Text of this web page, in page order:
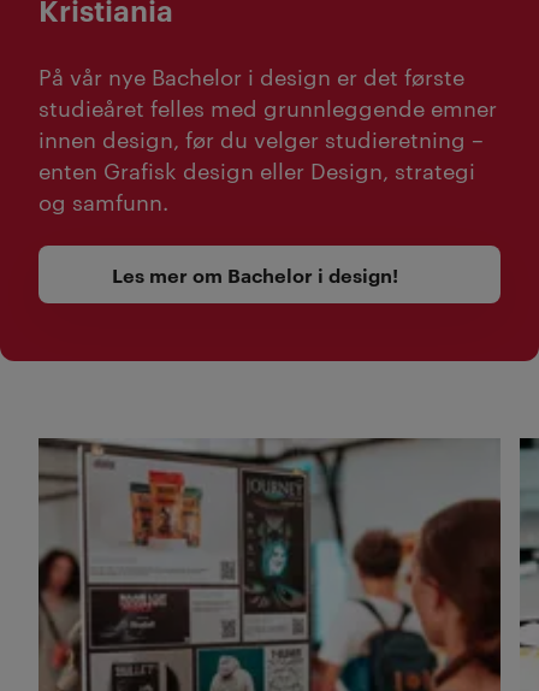
Kristiania
På vår nye Bachelor i design er det første
studieåret felles med grunnleggende emner
innen design, før du velger studieretning –
enten Grafisk design eller Design, strategi
og samfunn.
Les mer om Bachelor i design!